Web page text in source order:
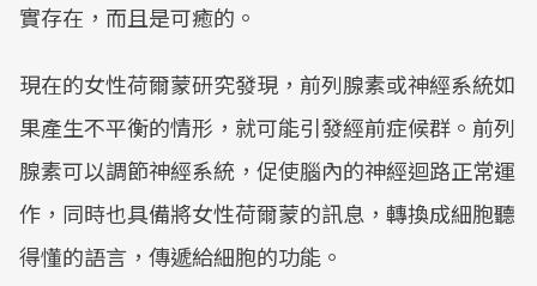
實存在，而且是可癒的。
現在的女性荷爾蒙研究發現，前列腺素或神經系統如
果產生不平衡的情形，就可能引發經前症候群。前列
腺素可以調節神經系統，促使腦內的神經迴路正常運
作，同時也具備將女性荷爾蒙的訊息，轉換成細胞聽
得懂的語言，傳遞給細胞的功能。